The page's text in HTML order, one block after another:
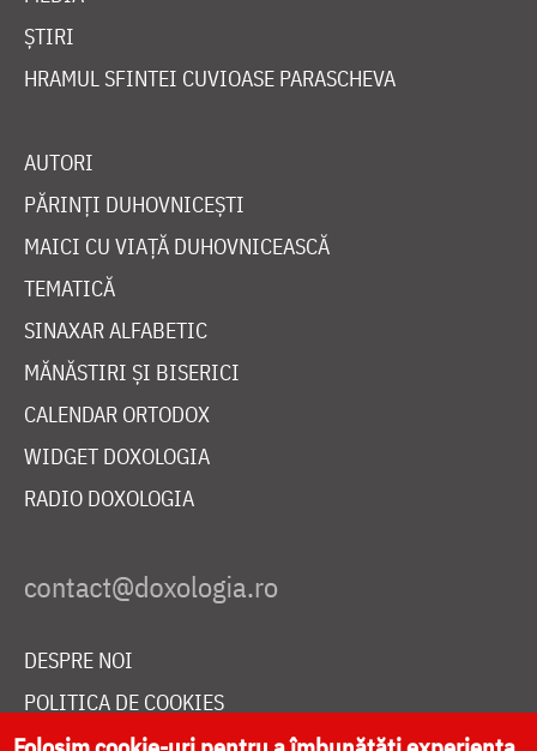
ȘTIRI
HRAMUL SFINTEI CUVIOASE PARASCHEVA
AUTORI
PĂRINȚI DUHOVNICEȘTI
MAICI CU VIAȚĂ DUHOVNICEASCĂ
TEMATICĂ
SINAXAR ALFABETIC
MĂNĂSTIRI ȘI BISERICI
CALENDAR ORTODOX
WIDGET DOXOLOGIA
RADIO DOXOLOGIA
DESPRE NOI
POLITICA DE COOKIES
DONEAZĂ ONLINE PENTRU CATEDRALA NAȚIONALĂ